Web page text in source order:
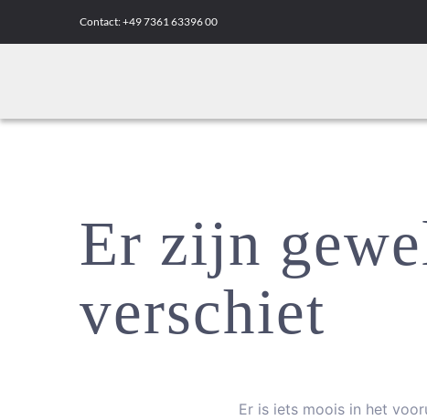
Contact:+49 7361 63396 00
Er zijn
verschiet
Er is iets moois in het